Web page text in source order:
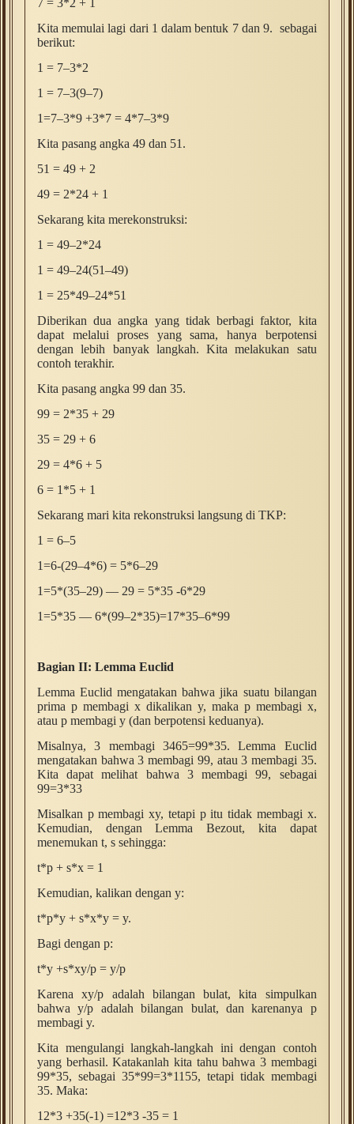
7 = 3*2 + 1
Kita memulai lagi dari 1 dalam bentuk 7 dan 9. sebagai
berikut:
1 = 7–3*2
1 = 7–3(9–7)
1=7–3*9 +3*7 = 4*7–3*9
Kita pasang angka 49 dan 51.
51 = 49 + 2
49 = 2*24 + 1
Sekarang kita merekonstruksi:
1 = 49–2*24
1 = 49–24(51–49)
1 = 25*49–24*51
Diberikan dua angka yang tidak berbagi faktor, kita
dapat melalui proses yang sama, hanya berpotensi
dengan lebih banyak langkah. Kita melakukan satu
contoh terakhir.
Kita pasang angka 99 dan 35.
99 = 2*35 + 29
35 = 29 + 6
29 = 4*6 + 5
6 = 1*5 + 1
Sekarang mari kita rekonstruksi langsung di TKP:
1 = 6–5
1=6-(29–4*6) = 5*6–29
1=5*(35–29) — 29 = 5*35 -6*29
1=5*35 — 6*(99–2*35)=17*35–6*99
Bagian II: Lemma Euclid
Lemma Euclid mengatakan bahwa jika suatu bilangan
prima p membagi x dikalikan y, maka p membagi x,
atau p membagi y (dan berpotensi keduanya).
Misalnya, 3 membagi 3465=99*35. Lemma Euclid
mengatakan bahwa 3 membagi 99, atau 3 membagi 35.
Kita dapat melihat bahwa 3 membagi 99, sebagai
99=3*33
Misalkan p membagi xy, tetapi p itu tidak membagi x.
Kemudian, dengan Lemma Bezout, kita dapat
menemukan t, s sehingga:
t*p + s*x = 1
Kemudian, kalikan dengan y:
t*p*y + s*x*y = y.
Bagi dengan p:
t*y +s*xy/p = y/p
Karena xy/p adalah bilangan bulat, kita simpulkan
bahwa y/p adalah bilangan bulat, dan karenanya p
membagi y.
Kita mengulangi langkah-langkah ini dengan contoh
yang berhasil. Katakanlah kita tahu bahwa 3 membagi
99*35, sebagai 35*99=3*1155, tetapi tidak membagi
35. Maka:
12*3 +35(-1) =12*3 -35 = 1